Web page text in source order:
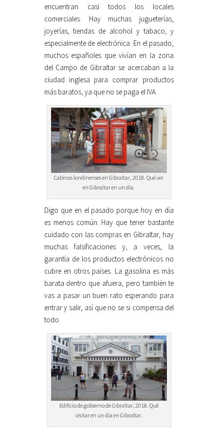
encuentran casi todos los locales
comerciales. Hay muchas jugueterías,
joyerías, tiendas de alcohol y tabaco, y
especialmente de electrónica. En el pasado,
muchos españoles que vivían en la zona
del Campo de Gibraltar se acercaban a la
ciudad inglesa para comprar productos
más baratos, ya que no se paga el IVA.
Cabinas londinenses en Gibraltar, 2018. Qué ver
en Gibraltar en un día.
Digo que en el pasado porque hoy en día
es menos común. Hay que tener bastante
cuidado con las compras en Gibraltar, hay
muchas falsificaciones y, a veces, la
garantía de los productos electrónicos no
cubre en otros países. La gasolina es más
barata dentro que afuera, pero también te
vas a pasar un buen rato esperando para
entrar y salir, así que no se si compensa del
todo.
Edificio de gobierno de Gibraltar, 2018. Qué
visitar en un día en Gibraltar.